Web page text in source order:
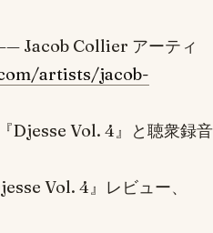
Jacob Collier アーティ
artists/jacob-
Vol. 4』と聴衆録音
Vol. 4』レビュー、